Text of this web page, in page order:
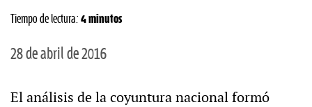
Tiempo de lectura: 4 minutos
28 de abril de 2016
El análisis de la coyuntura nacional formó